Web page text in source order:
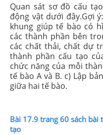
Quan sát sơ đồ cấu
động vật dưới đây.Gợi
khung giúp tế bào có
các thành phần bên
các chất thải, chất dự trữ. a) Hãy chú thích
thành phần cấu tạo
chức năng của mỗi thành phần. b)
tế bào A và B. c) Lập bảng chỉ ra ba điểm khác nhau
giữa hai tế bào.
Bài 17.9 trang 60 sách bài
tạo